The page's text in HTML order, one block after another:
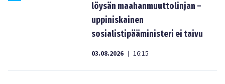
löysän maahanmuuttolinjan –
uppiniskainen
sosialistipääministeri ei taivu
03.08.2026 | 16:15